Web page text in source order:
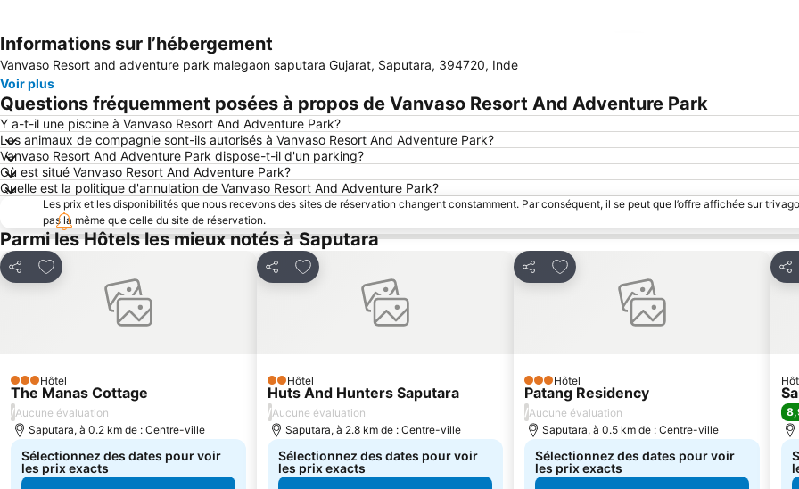
Informations sur l’hébergement
Vanvaso Resort and adventure park malegaon saputara Gujarat, Saputara, 394720, Inde
Voir plus
Questions fréquemment posées à propos de Vanvaso Resort And Adventure Park
Y a-t-il une piscine à Vanvaso Resort And Adventure Park?
Les animaux de compagnie sont-ils autorisés à Vanvaso Resort And Adventure Park?
Vanvaso Resort And Adventure Park dispose-t-il d'un parking?
Où est situé Vanvaso Resort And Adventure Park?
Quelle est la politique d'annulation de Vanvaso Resort And Adventure Park?
Les prix et les disponibilités que nous recevons des sites de réservation changent constamment. Par conséquent, il se peut que l’offre affichée sur
pas la même que celle du site de réservation.
Parmi les Hôtels les mieux notés à Saputara
Partager
Ajouter à mes favoris
3 Étoiles
Hôtel
The Manas Cottage
/Aucune évaluation
Saputara, à 0.2 km de : Centre-ville
Sélectionnez des dates pour voir
les prix exacts
Partager
Ajouter à mes favoris
2 Étoiles
Hôtel
Huts And Hunters Saputara
/Aucune évaluation
Saputara, à 2.8 km de : Centre-ville
Sélectionnez des dates pour voir
les prix exacts
Partager
Ajouter à mes favoris
3 Étoiles
Hôtel
Patang Residency
/Aucune évaluation
Saputara, à 0.5 km de : Centre-ville
Sélectionnez des dates pour voir
les prix exacts